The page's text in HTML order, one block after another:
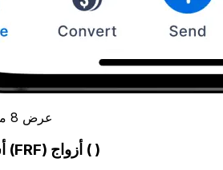
عرض 8 من أزواج العملات الشائعة
أشهر الفرنك الفرنسي (FRF) أزواج ( )